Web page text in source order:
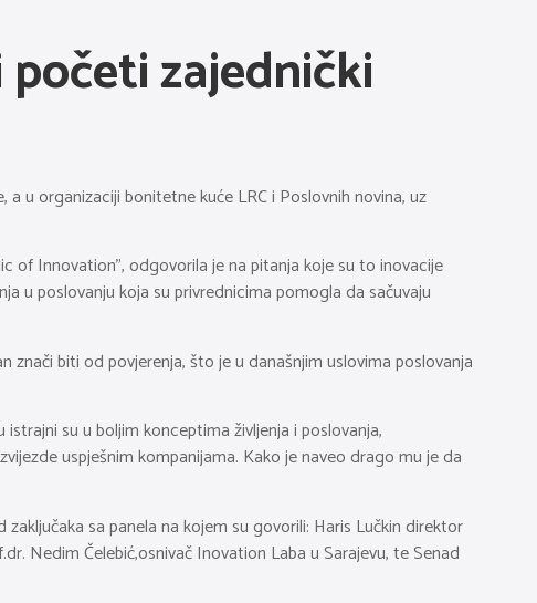
zajednički
u organizaciji bonitetne kuće LRC i Poslovnih novina, uz
of Innovation”, odgovorila je na pitanja koje su to inovacije
u poslovanju koja su privrednicima pomogla da sačuvaju
biti od povjerenja, što je u današnjim uslovima poslovanja
su u boljim konceptima življenja i poslovanja,
uspješnim kompanijama. Kako je naveo drago mu je da
sa panela na kojem su govorili: Haris Lučkin direktor
Nedim Čelebić,osnivač Inovation Laba u Sarajevu, te Senad